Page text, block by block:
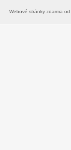
Webové stránky zdarma od